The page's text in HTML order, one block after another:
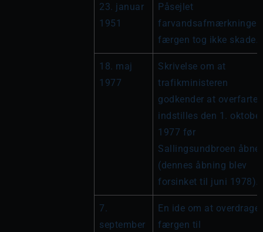
23. januar
1951
Påsejlet
færgen tog ikke skade.
18. maj
1977
Skrivelse om at
trafikministeren
godkender at overfarten
indstilles den 1. oktober
1977 før
Sallingsundbroen åbner
(dennes åbning blev
forsinket til juni 1978).
7.
september
En ide om at overdrage
færgen til